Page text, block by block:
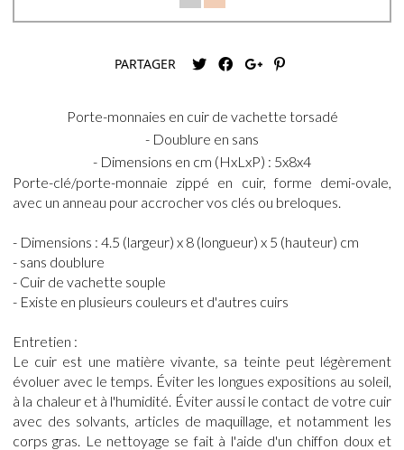
PARTAGER
Porte-monnaies en cuir de vachette torsadé
- Doublure en sans
- Dimensions en cm (HxLxP) : 5x8x4
Porte-clé/porte-monnaie zippé en cuir, forme demi-ovale,
avec un anneau pour accrocher vos clés ou breloques.
- Dimensions : 4.5 (largeur) x 8 (longueur) x 5 (hauteur) cm
- sans doublure
- Cuir de vachette souple
- Existe en plusieurs couleurs et d'autres cuirs
Entretien :
Le cuir est une matière vivante, sa teinte peut légèrement
évoluer avec le temps. Éviter les longues expositions au soleil,
à la chaleur et à l'humidité. Éviter aussi le contact de votre cuir
avec des solvants, articles de maquillage, et notamment les
corps gras. Le nettoyage se fait à l'aide d'un chiffon doux et